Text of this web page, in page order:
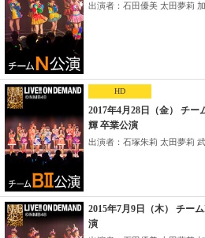
出演者：石田優美 太田夢莉 加
HD
2017年4月28日（金） チ
輝 卒業公演
出演者：石塚朱莉 太田夢莉 武
2015年7月9日（木） チー
演